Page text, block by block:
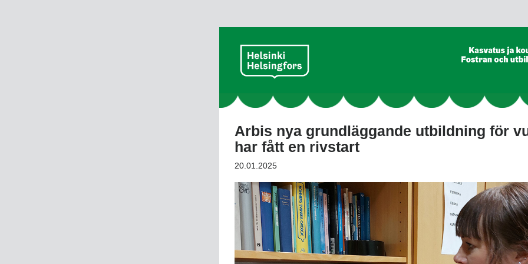
Arbis nya grundläggande utbildning för
har fått en rivstart
20.01.2025